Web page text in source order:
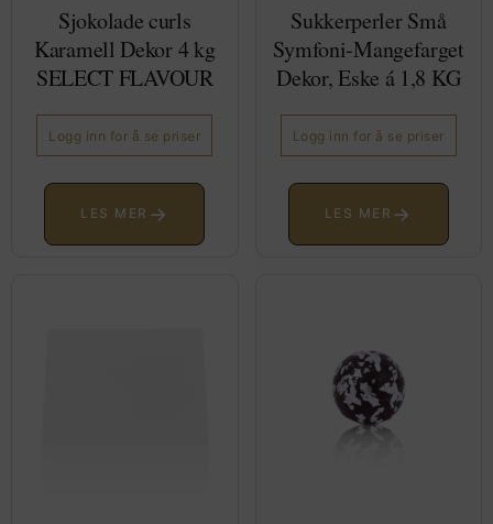
Sjokolade curls
Karamell Dekor 4 kg
SELECT FLAVOUR
Logg inn for å se priser
LES MER →
Sukkerperler Små
Symfoni-Mangefarget
Dekor, Eske á 1,8 KG
Logg inn for å se priser
LES MER →